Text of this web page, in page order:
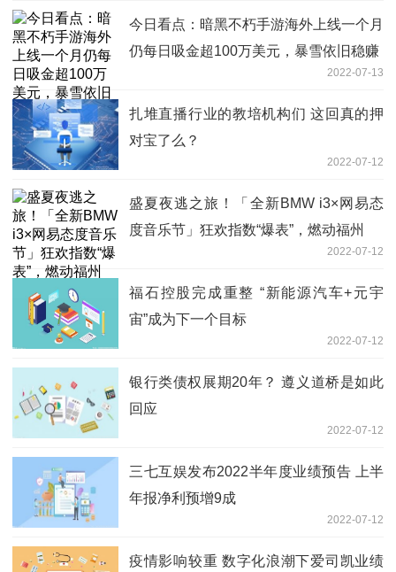
今日看点：暗黑不朽手游海外上线一个月
仍每日吸金超100万美元，暴雪依旧稳赚
2022-07-13
扎堆直播行业的教培机构们 这回真的押
对宝了么？
2022-07-12
盛夏夜逃之旅！「全新BMW i3×网易态
度音乐节」狂欢指数“爆表”，燃动福州
2022-07-12
福石控股完成重整 “新能源汽车+元宇
宙”成为下一个目标
2022-07-12
银行类债权展期20年？ 遵义道桥是如此
回应
2022-07-12
三七互娱发布2022半年度业绩预告 上半
年报净利预增9成
2022-07-12
疫情影响较重 数字化浪潮下爱司凯业绩